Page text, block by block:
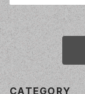
CATEGORY